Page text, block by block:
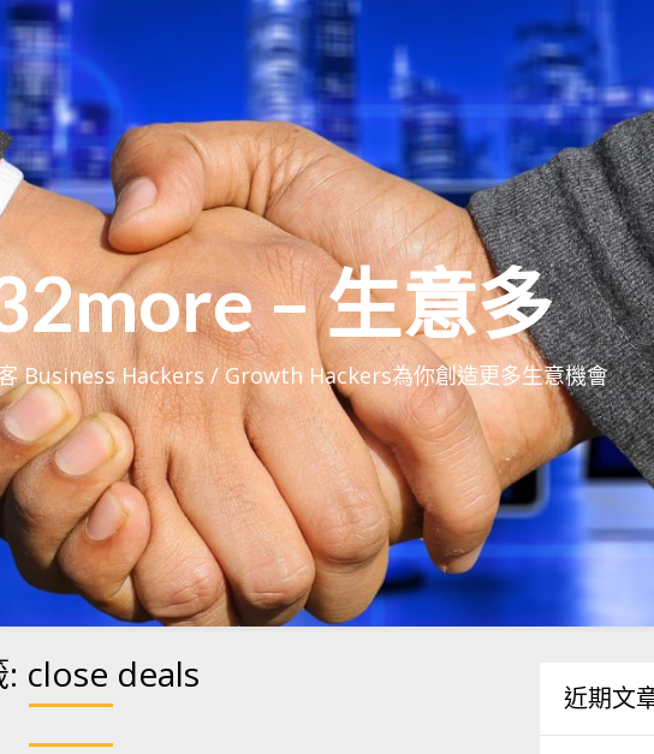
– 生意多
Business Hackers / Growth Hackers為你創造更多生意機會
close deals
近期文